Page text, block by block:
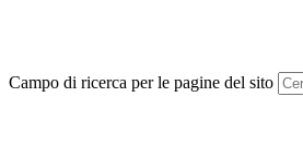
Campo di ricerca per le pagine del sito